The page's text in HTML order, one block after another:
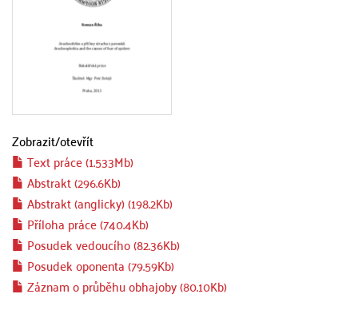
Zobrazit/otevřít
Text práce (1.533Mb)
Abstrakt (296.6Kb)
Abstrakt (anglicky) (198.2Kb)
Příloha práce (740.4Kb)
Posudek vedoucího (82.36Kb)
Posudek oponenta (79.59Kb)
Záznam o průběhu obhajoby (80.10Kb)